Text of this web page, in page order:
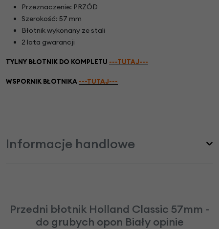
Przeznaczenie: PRZÓD
Szerokość: 57 mm
Błotnik wykonany ze stali
2 lata gwarancji
TYLNY BŁOTNIK DO KOMPLETU ---TUTAJ---
WSPORNIK BŁOTNIKA ---TUTAJ---
Informacje handlowe
Przedni błotnik Holland Classic 57mm -
do grubych opon Biały opinie